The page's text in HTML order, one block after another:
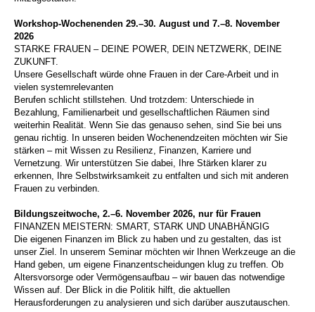
Workshop-Wochenenden 29.–30. August und 7.–8. November
2026
STARKE FRAUEN – DEINE POWER, DEIN NETZWERK, DEINE
ZUKUNFT.
Unsere Gesellschaft würde ohne Frauen in der Care-Arbeit und in
vielen systemrelevanten
Berufen schlicht stillstehen. Und trotzdem: Unterschiede in
Bezahlung, Familienarbeit und gesellschaftlichen Räumen sind
weiterhin Realität. Wenn Sie das genauso sehen, sind Sie bei uns
genau richtig. In unseren beiden Wochenendzeiten möchten wir Sie
stärken – mit Wissen zu Resilienz, Finanzen, Karriere und
Vernetzung. Wir unterstützen Sie dabei, Ihre Stärken klarer zu
erkennen, Ihre Selbstwirksamkeit zu entfalten und sich mit anderen
Frauen zu verbinden.
Bildungszeitwoche, 2.–6. November 2026, nur für Frauen
FINANZEN MEISTERN: SMART, STARK UND UNABHÄNGIG
Die eigenen Finanzen im Blick zu haben und zu gestalten, das ist
unser Ziel. In unserem Seminar möchten wir Ihnen Werkzeuge an die
Hand geben, um eigene Finanzentscheidungen klug zu treffen. Ob
Altersvorsorge oder Vermögensaufbau – wir bauen das notwendige
Wissen auf. Der Blick in die Politik hilft, die aktuellen
Herausforderungen zu analysieren und sich darüber auszutauschen.